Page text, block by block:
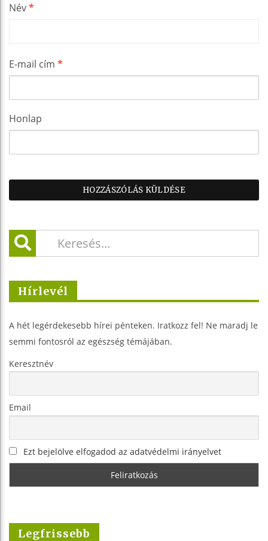
Név*
E-mail cím *
Honlap
Hírlevél
A hét legérdekesebb hírei pénteken. Iratkozz fel! Ne maradj le
semmi fontosról az egészség témájában.
Keresztnév
Email
Ezt bejelölve elfogadod az adatvédelmi irányelvet
Legfrissebb